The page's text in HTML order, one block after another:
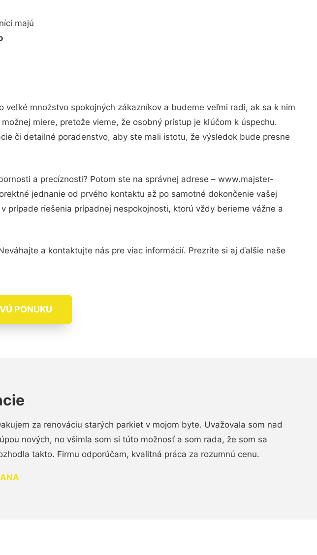
majú
veľké množstvo spokojných zákazníkov a budeme veľmi radi, ak sa k nim
miere, pretože vieme, že osobný prístup je kľúčom k úspechu.
či detailné poradenstvo, aby ste mali istotu, že výsledok bude presne
a precíznosti? Potom ste na správnej adrese – www.majster-
jednanie od prvého kontaktu až po samotné dokončenie vašej
prípade riešenia prípadnej nespokojnosti, ktorú vždy berieme vážne a
a kontaktujte nás pre viac informácií. Prezrite si aj ďalšie naše
PONUKU
za renováciu starých parkiet v mojom byte. Uvažovala som nad
nových, no všimla som si túto možnosť a som rada, že som sa
takto. Firmu odporúčam, kvalitná práca za rozumnú cenu.